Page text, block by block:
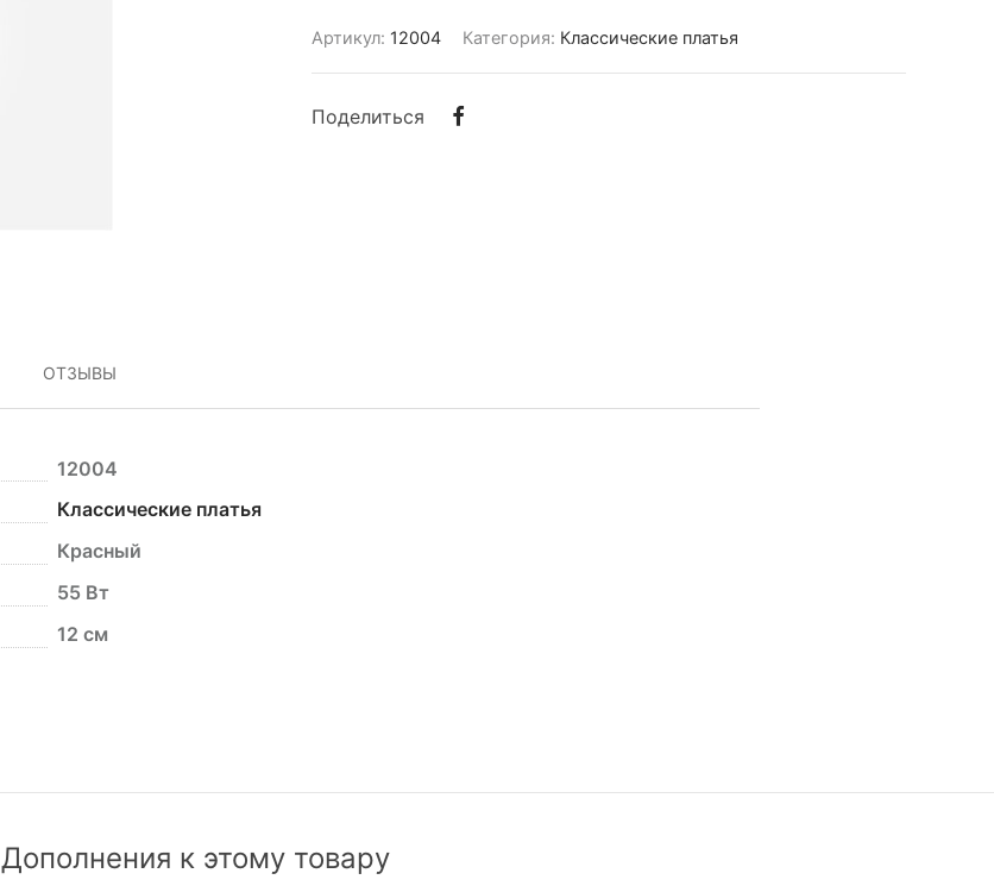
Артикул: 12004 Категория: Классические платья
Поделиться
ОТЗЫВЫ
12004
Классические платья
Красный
55 Вт
12 см
Дополнения к этому товару